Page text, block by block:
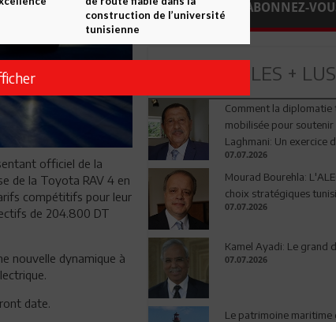
officiel de la
de la Toyota RAV 4 en
compétitifs pour leur
de 204.800 DT
nouvelle dynamique à
date.
ABONNEZ-
LES + LUS
Comment la diplomatie
mobilisée pour
Laghmani: Un exercice
07.07.2026
Mourad Bourehla:
choix stratégiques
07.07.2026
Kamel Ayadi: Le grand
07.07.2026
Le patrimoine maritime
construction de l’université
tunisienne